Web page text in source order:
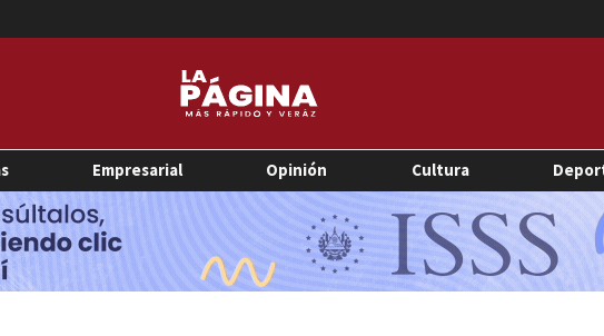
Empresarial Opinión Cultura